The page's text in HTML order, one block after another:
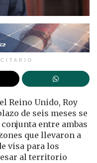
Reino Unido, Roy
de seis meses se
entre ambas
que llevaron a
visa para los
al territorio